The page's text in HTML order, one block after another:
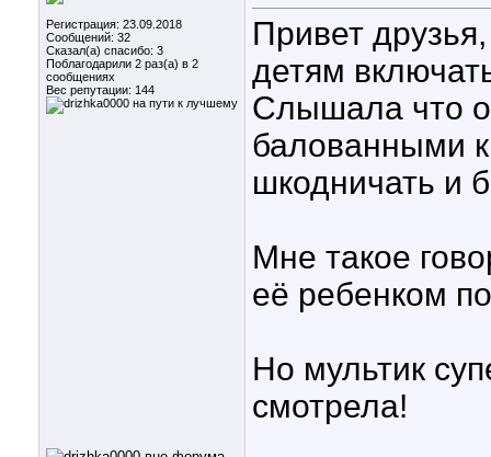
Регистрация: 23.09.2018
Сообщений: 32
Сказал(а) спасибо: 3
Поблагодарили 2 раз(а) в 2
сообщениях
Вес репутации: 144
Привет
детям
Слышала что
балованными
шкодничать и
Мне такое
её ребенком
Но мультик
смотрела!